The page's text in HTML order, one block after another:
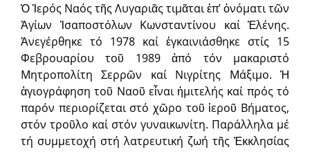
Ὁ Ἱερός Ναός τῆς Λυγαριᾶς τιμᾶται ἐπ’ ὀνόματι τῶν
Ἁγίων Ἰσαποστόλων Κωνσταντίνου καί Ἑλένης.
Ἀνεγέρθηκε τό 1978 καί ἐγκαινιάσθηκε στίς 15
Φεβρουαρίου τοῦ 1989 ἀπό τόν μακαριστό
Μητροπολίτη Σερρῶν καί Νιγρίτης Μάξιμο. Ἡ
ἁγιογράφηση τοῦ Ναοῦ εἶναι ἡμιτελής καί πρός τό
παρόν περιορίζεται στό χῶρο τοῦ ἱεροῦ Βήματος,
στόν τροῦλο καί στόν γυναικωνίτη. Παράλληλα μέ
τή συμμετοχή στή λατρευτική ζωή τῆς Ἐκκλησίας